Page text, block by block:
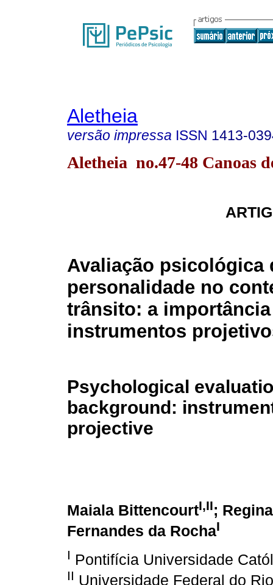
Aletheia
versão impressa ISSN 1413-
Aletheia no.47-48 Canoas
Avaliação psicológica
personalidade no
trânsito: a
instrumentos
Psychological
background:
projective
Maiala BittencourtI,II;
Fernandes da RochaI
I Pontifícia Universidade
II Universidade Federal do